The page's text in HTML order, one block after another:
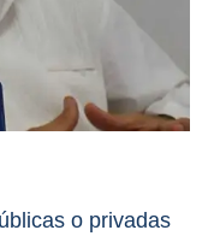
o privadas